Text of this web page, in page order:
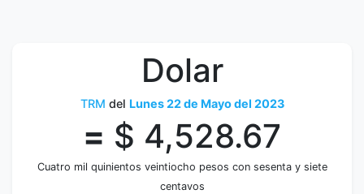
Dolar
TRM del Lunes 22 de Mayo del 2023
= $ 4,528.67
Cuatro mil quinientos veintiocho pesos con sesenta y siete
centavos